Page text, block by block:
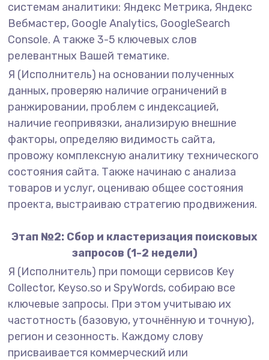
системам аналитики: Яндекс Метрика, Яндекс
Вебмастер, Google Analytics, GoogleSearch
Console. А также 3-5 ключевых слов
релевантных Вашей тематике.
Я (Исполнитель) на основании полученных
данных, проверяю наличие ограничений в
ранжировании, проблем с индексацией,
наличие геопривязки, анализирую внешние
факторы, определяю видимость сайта,
провожу комплексную аналитику технического
состояния сайта. Также начинаю с анализа
товаров и услуг, оцениваю общее состояния
проекта, выстраиваю стратегию продвижения.
Этап №2: Сбор и кластеризация поисковых
запросов (1-2 недели)
Я (Исполнитель) при помощи сервисов Key
Collector, Keyso.so и SpyWords, собираю все
ключевые запросы. При этом учитываю их
частотность (базовую, уточнённую и точную),
регион и сезонность. Каждому слову
присваивается коммерческий или